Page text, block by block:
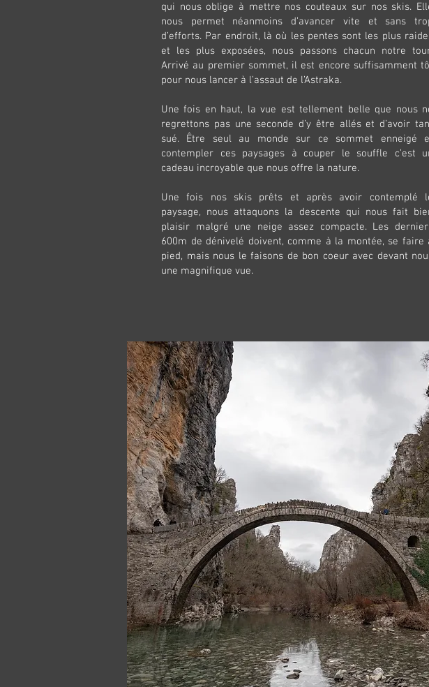
qui nous oblige à mettre nos couteaux sur nos skis.
nous permet néanmoins d’avancer vite et sans
d’efforts. Par endroit, là où les pentes sont les plus
et les plus exposées, nous passons chacun notre
Arrivé au premier sommet, il est encore suffisamment
pour nous lancer à l’assaut de l’Astraka.
Une fois en haut, la vue est tellement belle que nous
regrettons pas une seconde d’y être allés et d’avoir
sué. Être seul au monde sur ce sommet enneigé
contempler ces paysages à couper le souffle c’est
cadeau incroyable que nous offre la nature.
Une fois nos skis prêts et après avoir contemplé
paysage, nous attaquons la descente qui nous fait
plaisir malgré une neige assez compacte. Les
600m de dénivelé doivent, comme à la montée, se faire
pied, mais nous le faisons de bon coeur avec devant
une magnifique vue.